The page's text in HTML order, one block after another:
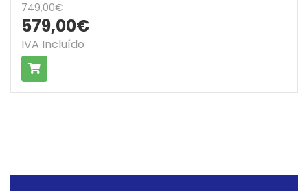
749,00€
579,00€
IVA Incluído
COMPRAR